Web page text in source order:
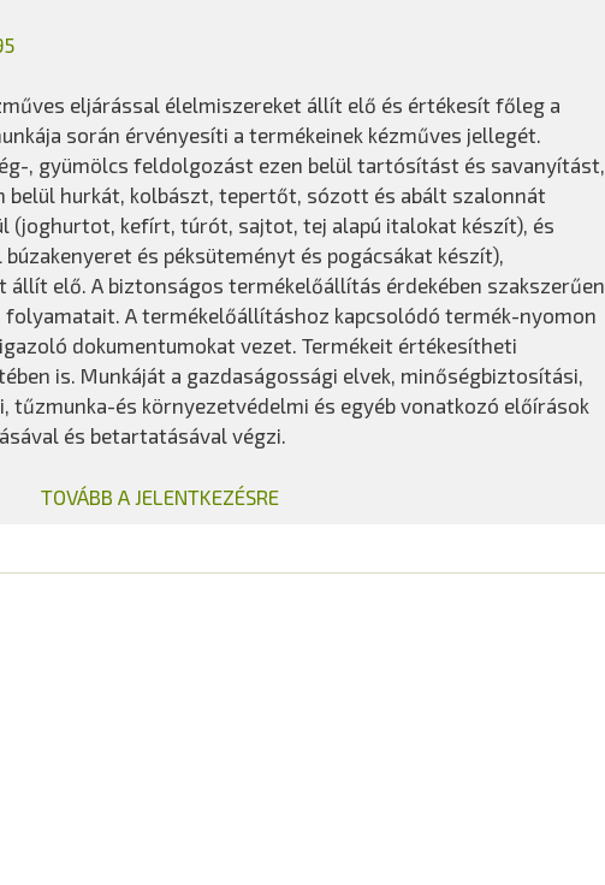
eljárással élelmiszereket állít elő és értékesít főleg a
során érvényesíti a termékeinek kézműves jellegét.
, gyümölcs feldolgozást ezen belül tartósítást és savanyítást,
belül hurkát, kolbászt, tepertőt, sózott és abált szalonnát
(joghurtot, kefírt, túrót, sajtot, tej alapú italokat készít), és
és péksüteményt és pogácsákat készít),
elő. A biztonságos termékelőállítás érdekében szakszerűen
A termékelőállításhoz kapcsolódó termék-nyomon
dokumentumokat vezet. Termékeit értékesítheti
is. Munkáját a gazdaságossági elvek, minőségbiztosítási,
tűzmunka-és környezetvédelmi és egyéb vonatkozó előírások
és betartatásával végzi.
TOVÁBB A JELENTKEZÉSRE